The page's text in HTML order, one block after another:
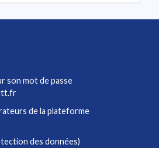
son mot de passe
de la plateforme
des données)